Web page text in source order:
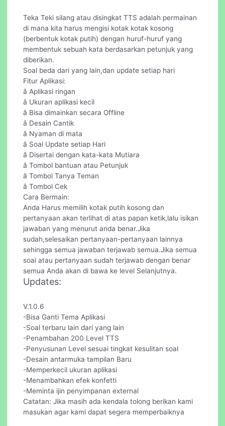
Teka Teki silang atau disingkat TTS adalah permainan
di mana kita harus mengisi kotak kotak kosong
(berbentuk kotak putih) dengan huruf-huruf yang
membentuk sebuah kata berdasarkan petunjuk yang
diberikan.
Soal beda dari yang lain,dan update setiap hari
Fitur Aplikasi:
â Aplikasi ringan
â Ukuran aplikasi kecil
â Bisa dimainkan secara Offline
â Desain Cantik
â Nyaman di mata
â Soal Update setiap Hari
â Disertai dengan kata-kata Mutiara
â Tombol bantuan atau Petunjuk
â Tombol Tanya Teman
â Tombol Cek
Cara Bermain:
Anda Harus memilih kotak putih kosong dan
pertanyaan akan terlihat di atas papan ketik,lalu isikan
jawaban yang menurut anda benar.Jika
sudah,selesaikan pertanyaan-pertanyaan lainnya
sehingga semua jawaban terjawab semua.Jika semua
soal atau pertanyaan sudah terjawab dengan benar
semua Anda akan di bawa ke level Selanjutnya.
Updates:
V.1.0.6
-Bisa Ganti Tema Aplikasi
-Soal terbaru lain dari yang lain
-Penambahan 200 Level TTS
-Penyusunan Level sesuai tingkat kesulitan soal
-Desain antarmuka tampilan Baru
-Memperkecil ukuran aplikasi
-Menambahkan efek konfetti
-Meminta ijin penyimpanan external
Catatan: Jika masih ada kendala tolong berikan kami
masukan agar kami dapat segera memperbaiknya